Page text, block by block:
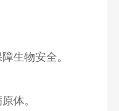
生物安全。
体。